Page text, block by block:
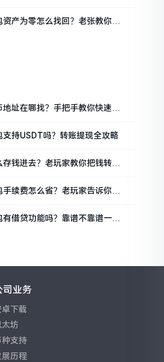
产为零怎么找回？老张教你几
址在哪找？手把手教你快速查
持USDT吗？转账提现全攻略
钱进去？老玩家教你把钱转进
续费怎么省？老玩家告诉你几
借贷功能吗？靠谱不靠谱一文
司业务
卓下载
太坊
种支持
展历程